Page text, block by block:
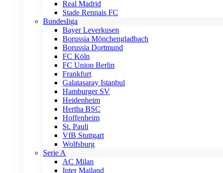
Real Madrid
Stade Rennais FC
Bundesliga
Bayer Leverkusen
Borussia Mönchengladbach
Borussia Dortmund
FC Köln
FC Union Berlin
Frankfurt
Galatasaray Istanbul
Hamburger SV
Heidenheim
Hertha BSC
Hoffenheim
St. Pauli
VfB Stuttgart
Wolfsburg
Serie A
AC Milan
Inter Mailand